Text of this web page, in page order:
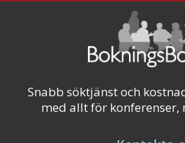
Snabb söktjänst och
med allt för konferenser,